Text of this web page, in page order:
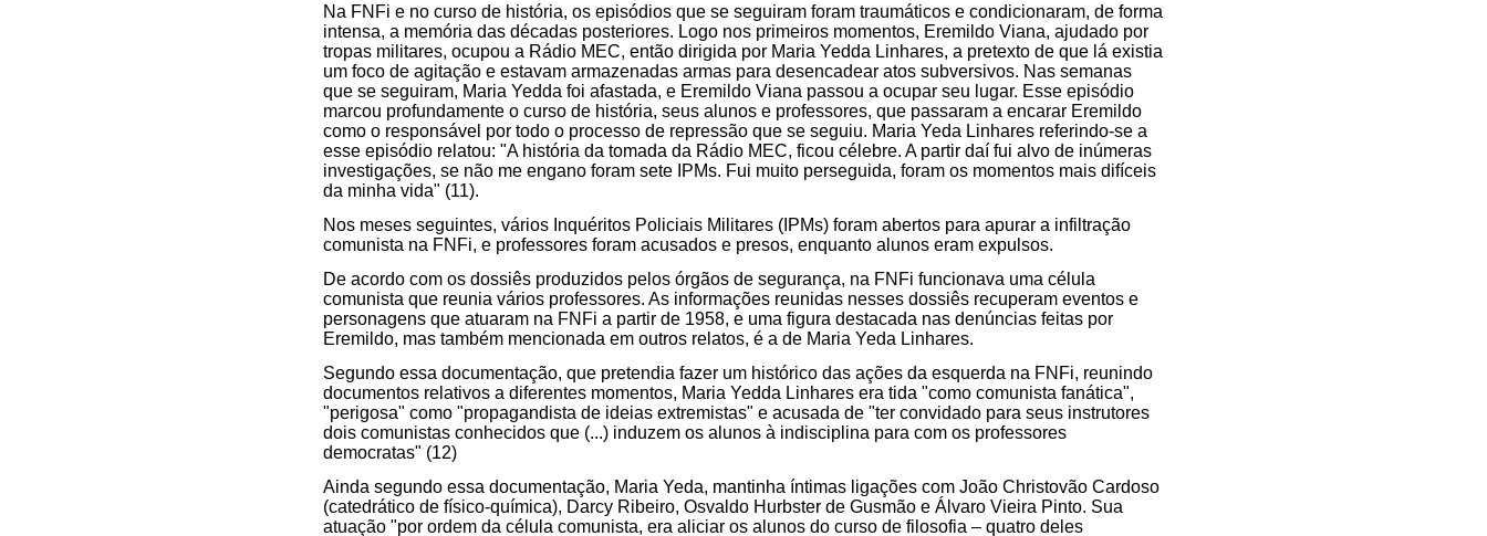
Na FNFi e no curso de história, os episódios que se seguiram foram traumáticos e condicionaram, de forma
intensa, a memória das décadas posteriores. Logo nos primeiros momentos, Eremildo Viana, ajudado por
tropas militares, ocupou a Rádio MEC, então dirigida por Maria Yedda Linhares, a pretexto de que lá existia
um foco de agitação e estavam armazenadas armas para desencadear atos subversivos. Nas semanas
que se seguiram, Maria Yedda foi afastada, e Eremildo Viana passou a ocupar seu lugar. Esse episódio
marcou profundamente o curso de história, seus alunos e professores, que passaram a encarar Eremildo
como o responsável por todo o processo de repressão que se seguiu. Maria Yeda Linhares referindo-se a
esse episódio relatou: "A história da tomada da Rádio MEC, ficou célebre. A partir daí fui alvo de inúmeras
investigações, se não me engano foram sete IPMs. Fui muito perseguida, foram os momentos mais difíceis
da minha vida" (11).
Nos meses seguintes, vários Inquéritos Policiais Militares (IPMs) foram abertos para apurar a infiltração
comunista na FNFi, e professores foram acusados e presos, enquanto alunos eram expulsos.
De acordo com os dossiês produzidos pelos órgãos de segurança, na FNFi funcionava uma célula
comunista que reunia vários professores. As informações reunidas nesses dossiês recuperam eventos e
personagens que atuaram na FNFi a partir de 1958, e uma figura destacada nas denúncias feitas por
Eremildo, mas também mencionada em outros relatos, é a de Maria Yeda Linhares.
Segundo essa documentação, que pretendia fazer um histórico das ações da esquerda na FNFi, reunindo
documentos relativos a diferentes momentos, Maria Yedda Linhares era tida "como comunista fanática",
"perigosa" como "propagandista de ideias extremistas" e acusada de "ter convidado para seus instrutores
dois comunistas conhecidos que (...) induzem os alunos à indisciplina para com os professores
democratas" (12)
Ainda segundo essa documentação, Maria Yeda, mantinha íntimas ligações com João Christovão Cardoso
(catedrático de físico-química), Darcy Ribeiro, Osvaldo Hurbster de Gusmão e Álvaro Vieira Pinto. Sua
atuação "por ordem da célula comunista, era aliciar os alunos do curso de filosofia – quatro deles